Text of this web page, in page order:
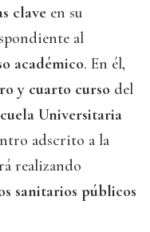
clave en su
al
académico. En él,
y cuarto curso del
Universitaria
adscrito a la
realizando
sanitarios públicos